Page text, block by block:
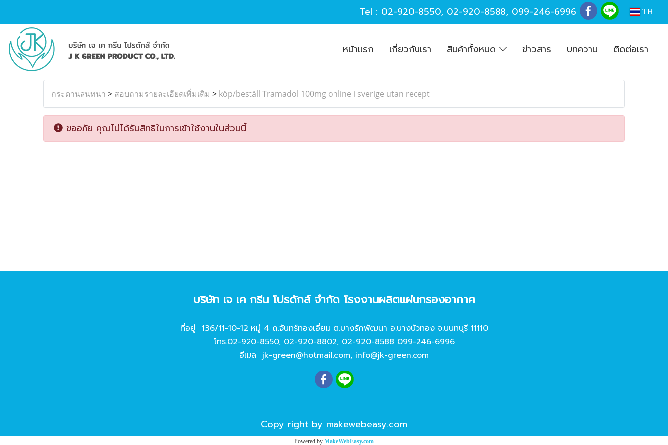
Tel : 02-920-8550, 02-920-8588, 099-246-6996 TH
หน้าแรก เกี่ยวกับเรา สินค้าทั้งหมด ข่าวสาร บทความ ติดต่อเรา
กระดานสนทนา > สอบถามรายละเอียดเพิ่มเติม > köp/beställ Tramadol 100mg online i sverige utan recept
ขออภัย คุณไม่ได้รับสิทธิในการเข้าใช้งานในส่วนนี้
บริษัท เจ เค กรีน โปรดักส์ จํากัด โรงงานผลิตแผ่นกรองอากาศ
ที่อยู่ 136/11-10-12 หมู่ 4 ถ.จันทร์ทองเอี่ยม ต.บางรักพัฒนา อ.บางบัวทอง จ.นนทบุรี 11110
โทร.02-920-8550, 02-920-8802, 02-920-8588 099-246-6996
อีเมล jk-green@hotmail.com, info@jk-green.com
Copy right by makewebeasy.com
Powered by MakeWebEasy.com